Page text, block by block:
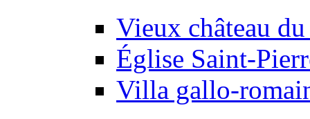
Vieux château
Église Saint-
Villa gallo-